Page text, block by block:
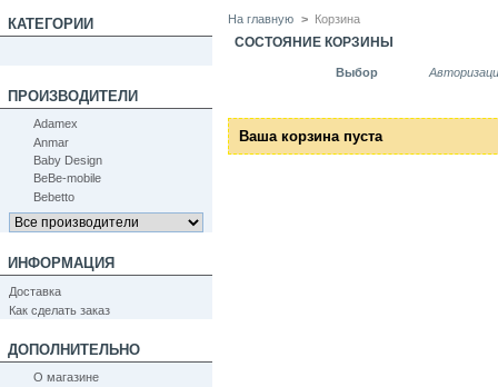
КАТЕГОРИИ
ПРОИЗВОДИТЕЛИ
Adamex
Anmar
Baby Design
BeBe-mobile
Bebetto
ИНФОРМАЦИЯ
Доставка
Как сделать заказ
ДОПОЛНИТЕЛЬНО
О магазине
На главную > Корзина
СОСТОЯНИЕ КОРЗИНЫ
Выбор
Ваша корзина пуста